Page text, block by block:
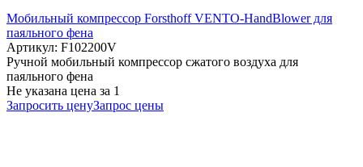
Мобильный компрессор Forsthoff VENTO-HandBlower для
паяльного фена
Артикул: F102200V
Ручной мобильный компрессор сжатого воздуха для
паяльного фена
Не указана цена за 1
Запросить ценуЗапрос цены